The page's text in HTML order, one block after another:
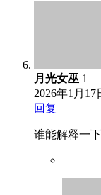
月光女巫 1
2026年1月17
回复
谁能解释一